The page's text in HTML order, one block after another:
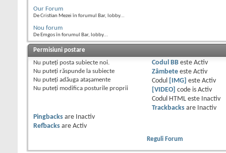
Our Forum
De Cristian Mezei în forumul Bar, lobby...
Nou forum
De Emgos în forumul Bar, lobby...
Permisiuni postare
Nu puteţi posta subiecte noi.
Nu puteţi răspunde la subiecte
Nu puteţi adăuga ataşamente
Nu puteţi modifica posturile proprii
Codul BBeste Activ
Zâmbeteeste Activ
Codul
[IMG] este Activ
[VIDEO] code is Activ
Codul HTML este
Inactiv
Trackbacksare
Inactiv
Pingbacks are
Inactiv
Refbacks are Activ
Reguli Forum